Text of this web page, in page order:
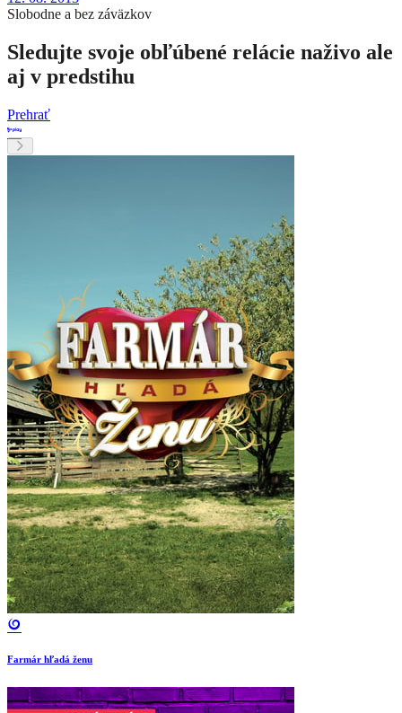
Slobodne a bez záväzkov
Sledujte svoje obľúbené relácie naživo ale
aj v predstihu
Prehrať
Farmár hľadá ženu